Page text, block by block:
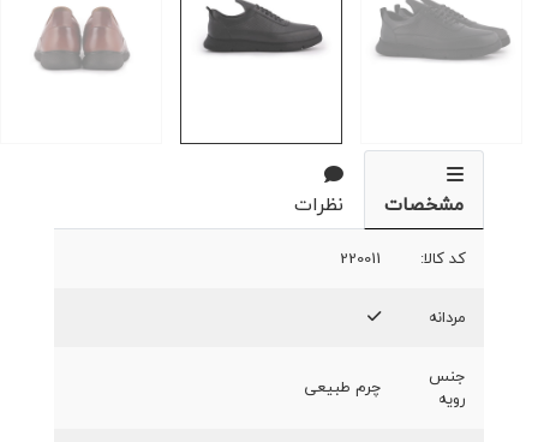
مشخصات نظرات
کد کالا: 220011
مردانه
جنس
رویه
چرم طبیعی